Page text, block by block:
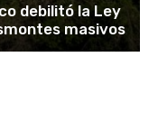
debilitó la Ley
masivos